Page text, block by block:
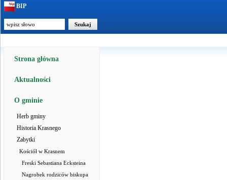
BIP
Strona główna
Aktualności
O gminie
Herb gminy
Historia Krasnego
Zabytki
Kościół w Krasnem
Freski Sebastiana Ecksteina
Nagrobek rodziców biskupa